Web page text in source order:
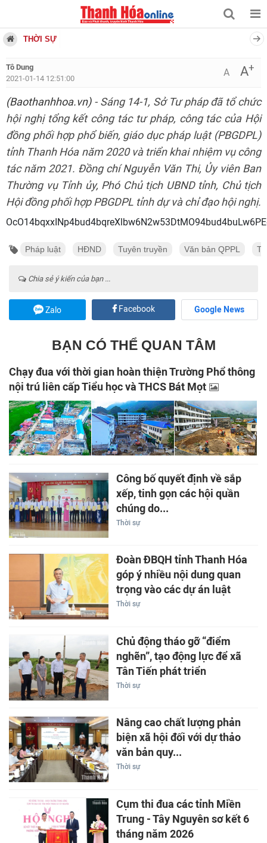
THỜI SỰ
Tô Dung
2021-01-14 12:51:00
A A+
(Baothanhhoa.vn)- Sáng 14-1, Sở Tư pháp đã tổ chức
hội nghị tổng kết công tác tư pháp, công tác của Hội
đồng phối hợp phổ biến, giáo dục pháp luật (PBGDPL)
tỉnh Thanh Hóa năm 2020 và triển khai nhiệm vụ công
tác năm 2021. Đồng chí Nguyễn Văn Thi, Ủy viên Ban
Thường vụ Tỉnh ủy, Phó Chủ tịch UBND tỉnh, Chủ tịch
Hội đồng phối hợp PBGDPL tỉnh dự và chỉ đạo hội nghị.
Pháp luật HĐND Tuyên truyền Văn bản QPPL
Chia sẻ ý kiến của bạn ...
Zalo Facebook Google News
BẠN CÓ THỂ QUAN TÂM
Chạy đua với thời gian hoàn thiện Trường Phổ thông
nội trú liên cấp Tiểu học và THCS Bát Mọt
Công bố quyết định về sắp
xếp, tinh gọn các hội quần
chúng do...
Thời sự
Đoàn ĐBQH tỉnh Thanh Hóa
góp ý nhiều nội dung quan
trọng vào các dự án luật
Thời sự
Chủ động tháo gỡ “điểm
nghẽn”, tạo động lực để xã
Tân Tiến phát triển
Thời sự
Nâng cao chất lượng phản
biện xã hội đối với dự thảo
văn bản quy...
Thời sự
Cụm thi đua các tỉnh Miền
Trung - Tây Nguyên sơ kết 6
tháng năm 2026